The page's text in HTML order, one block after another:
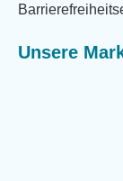
Unsere